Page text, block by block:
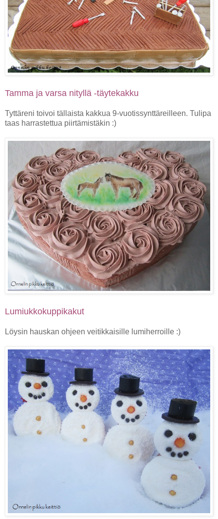
Tamma ja varsa nityllä -täytekakku
Tyttäreni toivoi tällaista kakkua 9-vuotissynttäreilleen. Tulipa
taas harrastettua piirtämistäkin :)
Lumiukkokuppikakut
Löysin hauskan ohjeen veitikkaisille lumiherroille :)